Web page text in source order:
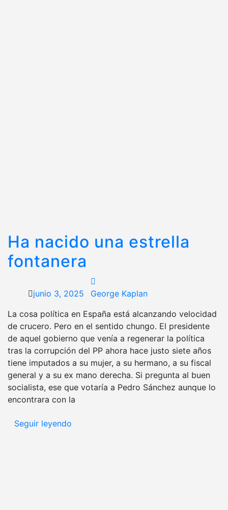
Ha nacido una estrella
fontanera
junio 3, 2025
George Kaplan
La cosa política en España está alcanzando velocidad
de crucero. Pero en el sentido chungo. El presidente
de aquel gobierno que venía a regenerar la política
tras la corrupción del PP ahora hace justo siete años
tiene imputados a su mujer, a su hermano, a su fiscal
general y a su ex mano derecha. Si pregunta al buen
socialista, ese que votaría a Pedro Sánchez aunque lo
encontrara con la
Seguir leyendo